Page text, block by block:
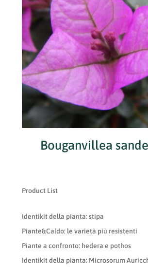
Bouganvillea
Product List
Identikit della pianta: stipa
Piante&Caldo: le varietà più resistenti
Piante a confronto: hedera e pothos
Identikit della pianta: Microsorum